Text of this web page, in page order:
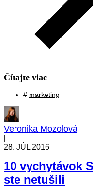
Čítajte viac
# marketing
Veronika Mozolová
|
28. JÚL 2016
10 vychytávok
ste netušili